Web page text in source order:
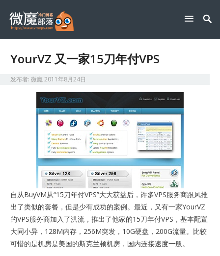
YourVZ 又一家15刀年付VPS
发布者:微魔2011年8月24日
自从BuyVM从“15刀年付VPS”大大获益后，许多VPS服务商跟风推
出了类似的套餐，但是少有成功的案例。最近，又有一家YourVZ
的VPS服务商加入了洪流，推出了他家的15刀年付VPS，基本配置
大同小异，128M内存，256M突发，10G硬盘，200G流量。比较
可惜的是机房是美国的斯克兰顿机房，国内连接速度一般。